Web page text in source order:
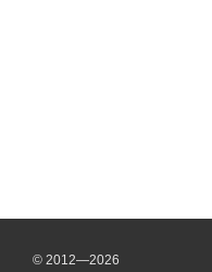
© 2012—2026